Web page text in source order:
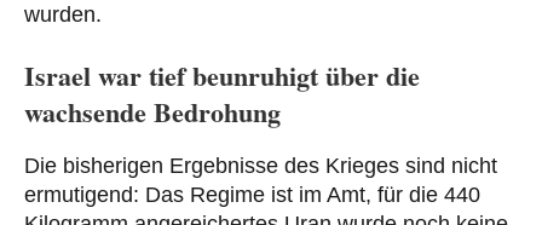
wurden.
Israel war tief beunruhigt über die
wachsende Bedrohung
Die bisherigen Ergebnisse des Krieges sind nicht
ermutigend: Das Regime ist im Amt, für die 440